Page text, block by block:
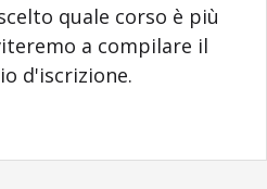
quale corso è più
a compilare il
d'iscrizione.